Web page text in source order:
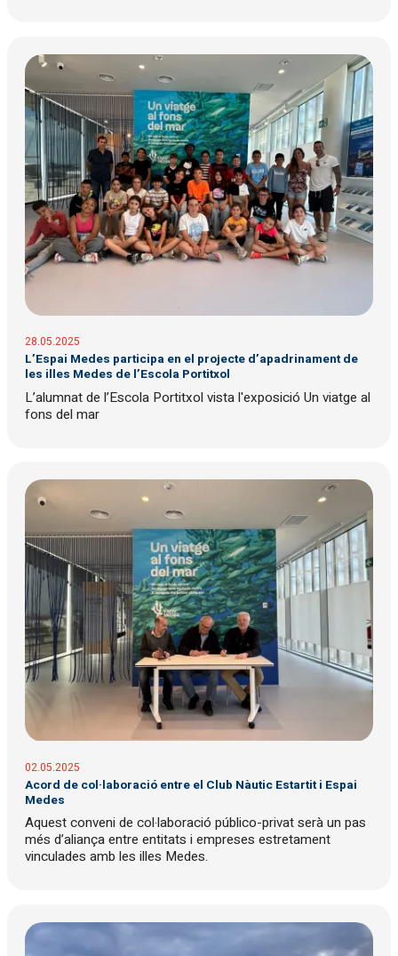
28.05.2025
L’Espai Medes participa en el projecte d’apadrinament de
les illes Medes de l’Escola Portitxol
L’alumnat de l’Escola Portitxol vista l'exposició Un viatge al
fons del mar
02.05.2025
Acord de col·laboració entre el Club Nàutic Estartit i Espai
Medes
Aquest conveni de col·laboració público-privat serà un pas
més d’aliança entre entitats i empreses estretament
vinculades amb les illes Medes.